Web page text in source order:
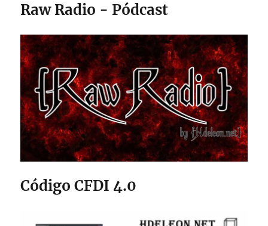
Raw Radio - Pódcast
Código CFDI 4.0